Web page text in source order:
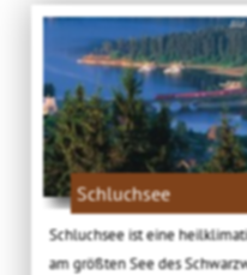
Schluchsee
Schluchsee ist eine
am größten See des